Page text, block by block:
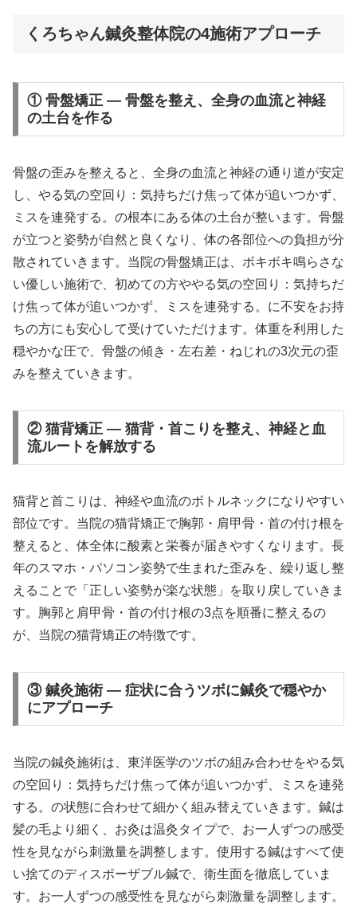
くろちゃん鍼灸整体院の4施術アプローチ
① 骨盤矯正 — 骨盤を整え、全身の血流と神経
の土台を作る
骨盤の歪みを整えると、全身の血流と神経の通り道が安定
し、やる気の空回り：気持ちだけ焦って体が追いつかず、
ミスを連発する。の根本にある体の土台が整います。骨盤
が立つと姿勢が自然と良くなり、体の各部位への負担が分
散されていきます。当院の骨盤矯正は、ボキボキ鳴らさな
い優しい施術で、初めての方ややる気の空回り：気持ちだ
け焦って体が追いつかず、ミスを連発する。に不安をお持
ちの方にも安心して受けていただけます。体重を利用した
穏やかな圧で、骨盤の傾き・左右差・ねじれの3次元の歪
みを整えていきます。
② 猫背矯正 — 猫背・首こりを整え、神経と血
流ルートを解放する
猫背と首こりは、神経や血流のボトルネックになりやすい
部位です。当院の猫背矯正で胸郭・肩甲骨・首の付け根を
整えると、体全体に酸素と栄養が届きやすくなります。長
年のスマホ・パソコン姿勢で生まれた歪みを、繰り返し整
えることで「正しい姿勢が楽な状態」を取り戻していきま
す。胸郭と肩甲骨・首の付け根の3点を順番に整えるの
が、当院の猫背矯正の特徴です。
③ 鍼灸施術 — 症状に合うツボに鍼灸で穏やか
にアプローチ
当院の鍼灸施術は、東洋医学のツボの組み合わせをやる気
の空回り：気持ちだけ焦って体が追いつかず、ミスを連発
する。の状態に合わせて細かく組み替えていきます。鍼は
髪の毛より細く、お灸は温灸タイプで、お一人ずつの感受
性を見ながら刺激量を調整します。使用する鍼はすべて使
い捨てのディスポーザブル鍼で、衛生面を徹底していま
す。お一人ずつの感受性を見ながら刺激量を調整します。